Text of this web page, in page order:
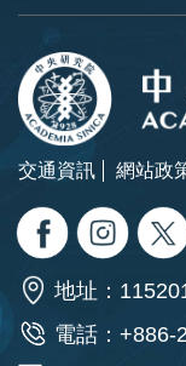
交通資訊 網站政
地址：
電話：+886-